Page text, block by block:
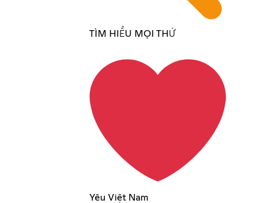
TÌM HIỂU MỌI THỨ
Yêu Việt Nam